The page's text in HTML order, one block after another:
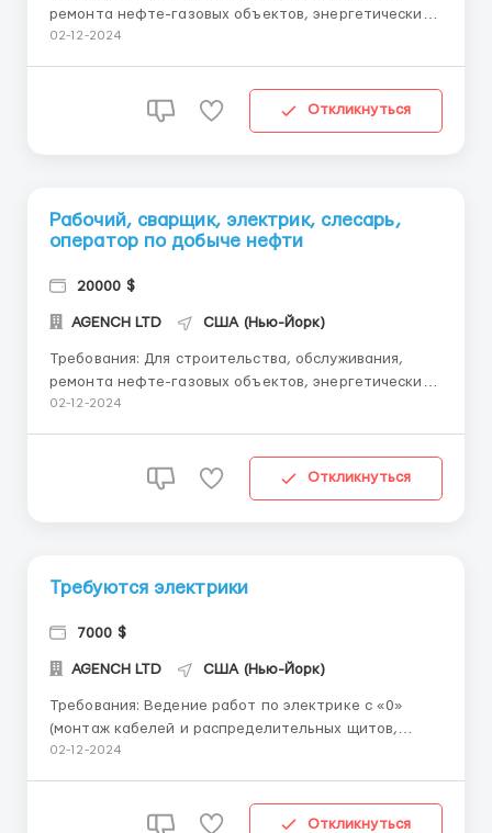
ремонта нефте-газовых объектов, энергетических
и буровых установок, зданий, сооружений,
сварщик, • электрик, • оператор по добыче не...
02-12-2024
Откликнуться
Рабочий, сварщик, электрик, слесарь,
оператор по добыче нефти
20000 $
AGENCH LTD США (Нью-Йорк)
Требования: Для строительства, обслуживания,
ремонта нефте-газовых объектов, энергетических
и буровых установок, зданий, сооружений,
сварщик, • электрик, • оператор по добыче не...
02-12-2024
Откликнуться
Требуются электрики
7000 $
AGENCH LTD США (Нью-Йорк)
Требования: Ведение работ по электрике с «0»
(монтаж кабелей и распределительных щитов,
монтаж освещения, подключение
Всесторонняя поддержка при оформлении
02-12-2024
Откликнуться